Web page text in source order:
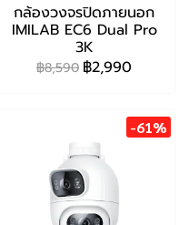
กล้องวงจรปิดภายนอก
IMILAB EC6 Dual Pro
3K
฿8,590 ฿2,990
-61%